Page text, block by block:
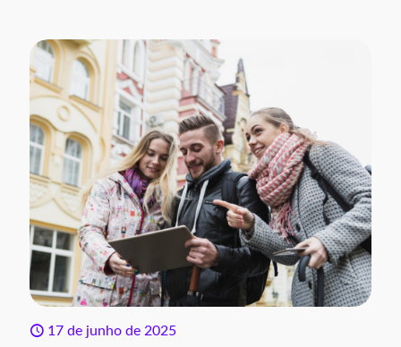
17 de junho de 2025